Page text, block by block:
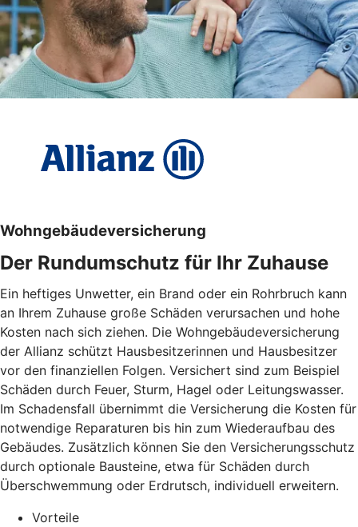
Wohngebäudeversicherung
Der Rundumschutz für Ihr Zuhause
Ein heftiges Unwetter, ein Brand oder ein Rohrbruch kann
an Ihrem Zuhause große Schäden verursachen und hohe
Kosten nach sich ziehen. Die Wohngebäudeversicherung
der Allianz schützt Hausbesitzerinnen und Hausbesitzer
vor den finanziellen Folgen. Versichert sind zum Beispiel
Schäden durch Feuer, Sturm, Hagel oder Leitungswasser.
Im Schadensfall übernimmt die Versicherung die Kosten für
notwendige Reparaturen bis hin zum Wiederaufbau des
Gebäudes. Zusätzlich können Sie den Versicherungsschutz
durch optionale Bausteine, etwa für Schäden durch
Überschwemmung oder Erdrutsch, individuell erweitern.
Vorteile